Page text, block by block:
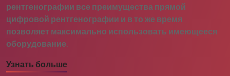
рентгенографии все преимущества прямой
цифровой рентгенографии и в то же время
позволяет максимально использовать имеющееся
оборудование.
Узнать больше